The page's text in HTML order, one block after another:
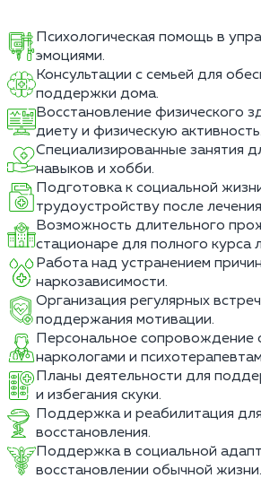
Психологическая помощь в
эмоциями.
Консультации с семьей для
поддержки дома.
Восстановление физического
диету и физическую активность.
Специализированные занятия
навыков и хобби.
Подготовка к социальной
трудоустройству после
Возможность длительного
стационаре для полного курса
Работа над устранением
наркозависимости.
Организация регулярных
поддержания мотивации.
Персональное сопровождение
наркологами и
Планы деятельности для
и избегания скуки.
Поддержка и реабилитация
восстановления.
Поддержка в социальной
восстановлении обычной жизни.